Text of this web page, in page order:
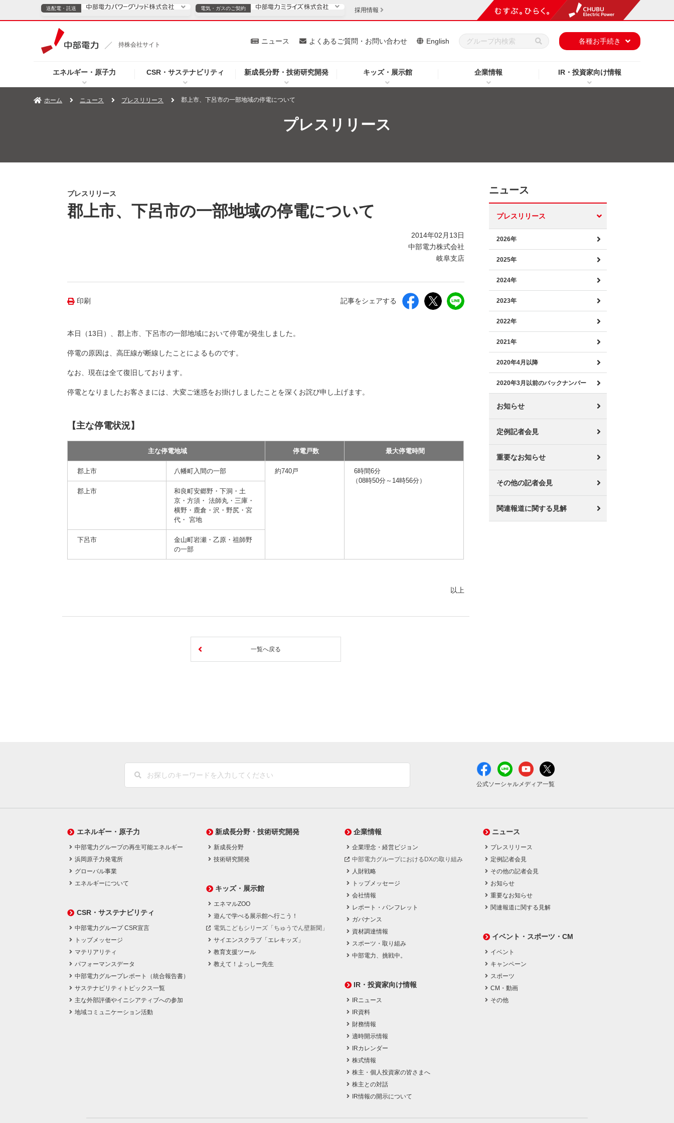
持株会社サイト
エネルギー・原子力 CSR・サステナビリティ 新成長分野・技術研究開発 キッズ・展示館 企業情報 IR・投資家向け情報
ニュース よくあるご質問・お問い合わせ English 各種お手続き
送配電・託送
TOPページへ ご案内 安定供給
企業情報
電気・ガスのご契約
電気・ガスのご契約
TOPページへ 個人のお客さま 法人のお客さま
採用情報
ホーム ニュース プレスリリース 郡上市、下呂市の一部地域の停電について
プレスリリース
プレスリリース
郡上市、下呂市の一部地域の停電について
2014年02月13日
中部電力株式会社
岐阜支店
印刷 記事をシェアする
本日（13日）、郡上市、下呂市の一部地域において停電が発生しました。
停電の原因は、高圧線が断線したことによるものです。
なお、現在は全て復旧しております。
停電となりましたお客さまには、大変ご迷惑をお掛けしましたことを深くお詫び申し上げます。
【主な停電状況】
主な停電地域 停電戸数 最大停電時間
郡上市 八幡町入間の一部 約740戸
6時間6分
（08時50分～14時56分）
郡上市
和良町安郷野・下洞・土
京・方須・ 法師丸・三庫・
横野・鹿倉・沢・野尻・宮
代・ 宮地
下呂市
金山町岩瀬・乙原・祖師野
の一部
以上
一覧へ戻る
ニュース
プレスリリース
2026年
2025年
2024年
2023年
2022年
2021年
2020年4月以降
2020年3月以前のバックナンバー
お知らせ
定例記者会見
重要なお知らせ
その他の記者会見
関連報道に関する見解
公式ソーシャルメディア一覧
エネルギー・原子力
中部電力グループの再生可能エネルギー
浜岡原子力発電所
グローバル事業
エネルギーについて
CSR・サステナビリティ
中部電力グループ CSR宣言
トップメッセージ
マテリアリティ
パフォーマンスデータ
中部電力グループレポート（統合報告書）
サステナビリティトピックス一覧
主な外部評価やイニシアティブへの参加
地域コミュニケーション活動
新成長分野・技術研究開発
新成長分野
技術研究開発
キッズ・展示館
エネマルZOO
遊んで学べる展示館へ行こう！
電気こどもシリーズ「ちゅうでん壁新聞」
サイエンスクラブ「エレキッズ」
教育支援ツール
教えて！よっしー先生
企業情報
企業理念・経営ビジョン
中部電力グループにおけるDXの取り組み
人財戦略
トップメッセージ
会社情報
レポート・パンフレット
ガバナンス
資材調達情報
スポーツ・取り組み
中部電力、挑戦中。
IR・投資家向け情報
IRニュース
IR資料
財務情報
適時開示情報
IRカレンダー
株式情報
株主・個人投資家の皆さまへ
株主との対話
IR情報の開示について
ニュース
プレスリリース
定例記者会見
その他の記者会見
お知らせ
重要なお知らせ
関連報道に関する見解
イベント・スポーツ・CM
イベント
キャンペーン
スポーツ
CM・動画
その他